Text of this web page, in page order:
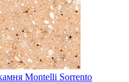
Montelli Sorrento